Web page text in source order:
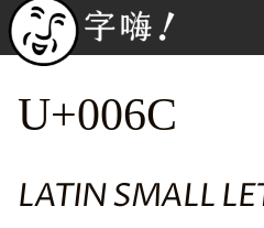
U+006C
LATIN SMALL